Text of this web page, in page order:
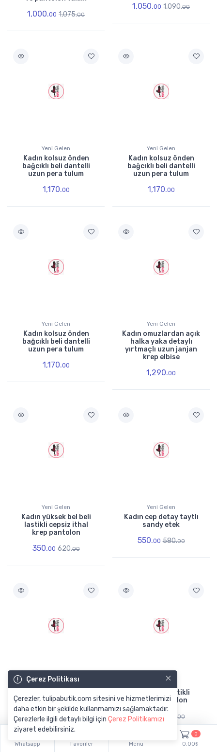
1,000.00 1,075.00
1,050.00 1,090.00
Yeni Gelen
Kadın kolsuz önden
bağcıklı beli dantelli
uzun pera tulum
1,170.00
Yeni Gelen
Kadın kolsuz önden
bağcıklı beli dantelli
uzun pera tulum
1,170.00
Yeni Gelen
Kadın kolsuz önden
bağcıklı beli dantelli
uzun pera tulum
1,170.00
Yeni Gelen
Kadın omuzlardan açık
halka yaka detaylı
yırtmaçlı uzun janjan
krep elbise
1,290.00
Yeni Gelen
Kadın yüksek bel beli
lastikli cepsiz ithal
krep pantolon
350.00 620.00
Yeni Gelen
Kadın cep detay taytlı
sandy etek
550.00 580.00
Yeni Gelen
380.00 615.00
Yeni Gelen
Kadın beli lastikli
keten pantolon
360.00 690. 00
Çerez Politikası ×
Çerezler, tulipabutik.com sitesini ve hizmetlerimizi
daha etkin bir şekilde kullanmamızı sağlamaktadır.
Çerezlerle ilgili detaylı bilgi için Çerez Politikamızı
ziyaret edebilirsiniz.
Whatsapp Favoriler Menu
0
0.00₺